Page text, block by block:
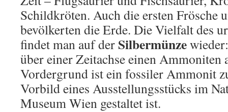
Schildkröten. Auch die ersten Frösche
bevölkerten die Erde. Die Vielfalt des
findet man auf der Silbermünze
über einer Zeitachse einen Ammoniten
Vordergrund ist ein fossiler Ammonit
Vorbild eines Ausstellungsstücks im
Museum Wien gestaltet ist.